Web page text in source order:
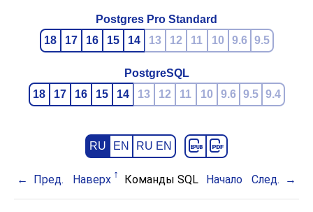
Postgres Pro Standard
18
17 16 15 14 13 12 11 10 9.6 9.5
PostgreSQL
18
17 16 15 14 13 12 11 10 9.6 9.5 9.4
RU EN RU EN
Пред. Наверх Команды SQL Начало След.